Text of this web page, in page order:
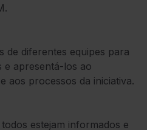
de diferentes equipes para
e apresentá-los ao
aos processos da iniciativa.
estejam informados e